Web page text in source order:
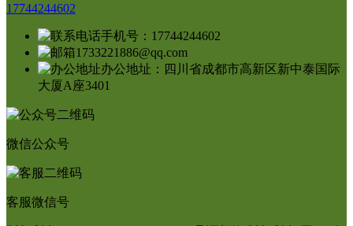
17744244602
手机号：17744244602
1733221886@qq.com
办公地址：四川省成都市高新区新中泰国际
大厦A座3401
微信公众号
客服微信号